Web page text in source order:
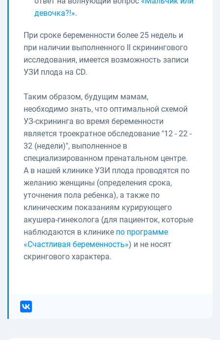
девочка?!».
При сроке беременности более 25 недель и
при наличии выполненного II скринингового
исследования, имеется возможность записи
УЗИ плода на CD.
Таким образом, будущим мамам,
необходимо знать, что оптимальной схемой
УЗ-скрининга во время беременности
является троекратное обследование "12 - 22 -
32 (недели)", выполненное в
специализированном пренатальном центре.
А в нашей клинике УЗИ плода проводятся по
желанию женщины (определения срока,
уточнения пола ребенка), а также по
клиническим показаниям курирующего
акушера-гинеколога (для пациенток, которые
наблюдаются в клинике по программе
«Счастливая беременность») и не носят
скрингового характера.